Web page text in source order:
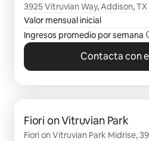
3925 Vitruvian Way, Addison, TX
Valor mensual inicial
Ingresos promedio por semana
Contacta con
Fiori on Vitruvian Park
Fiori on Vitruvian Park Midrise,